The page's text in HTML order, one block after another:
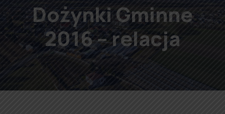
Dożynki Gminne
2016 – relacja